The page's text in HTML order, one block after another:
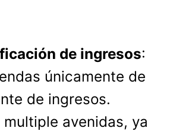
de ingresos:
únicamente de
de ingresos.
multiple avenidas, ya